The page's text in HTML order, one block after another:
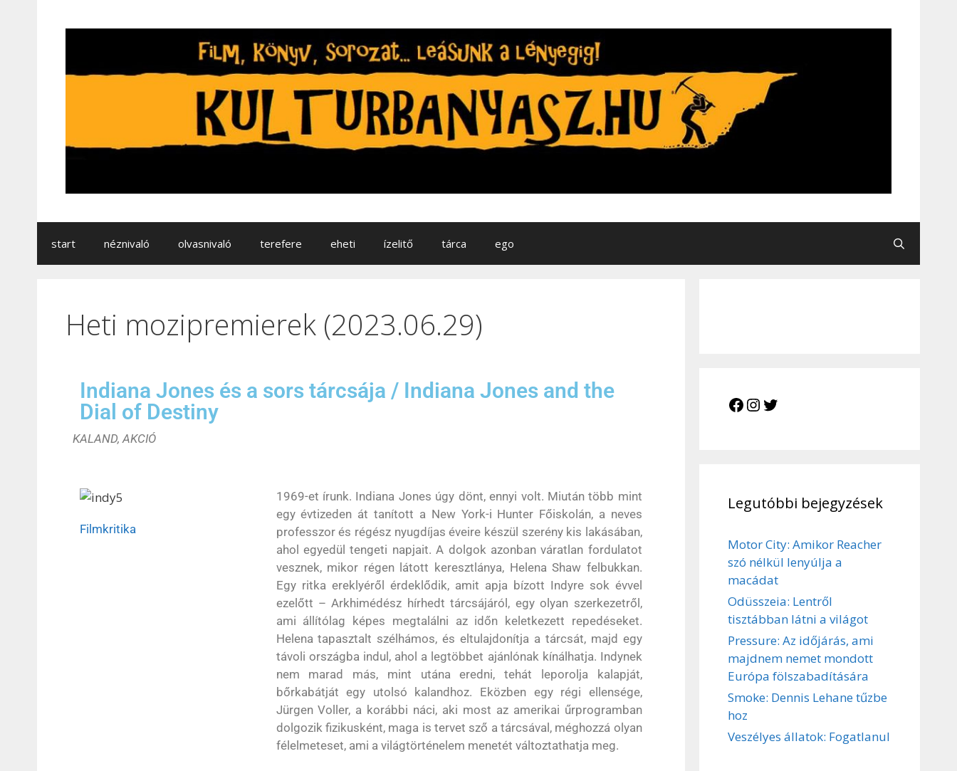
start néznivaló olvasnivaló terefere eheti ízelitő tárca ego
Heti mozipremierek (2023.06.29)
Indiana Jones és a sors tárcsája / Indiana Jones and the
Dial of Destiny
KALAND, AKCIÓ
Filmkritika
1969-et írunk. Indiana Jones úgy dönt, ennyi volt. Miután több mint
egy évtizeden át tanított a New York-i Hunter Főiskolán, a neves
professzor és régész nyugdíjas éveire készül szerény kis lakásában,
ahol egyedül tengeti napjait. A dolgok azonban váratlan fordulatot
vesznek, mikor régen látott keresztlánya, Helena Shaw felbukkan.
Egy ritka ereklyéről érdeklődik, amit apja bízott Indyre sok évvel
ezelőtt – Arkhimédész hírhedt tárcsájáról, egy olyan szerkezetről,
ami állítólag képes megtalálni az időn keletkezett repedéseket.
Helena tapasztalt szélhámos, és eltulajdonítja a tárcsát, majd egy
távoli országba indul, ahol a legtöbbet ajánlónak kínálhatja. Indynek
nem marad más, mint utána eredni, tehát leporolja kalapját,
bőrkabátját egy utolsó kalandhoz. Eközben egy régi ellensége,
Jürgen Voller, a korábbi náci, aki most az amerikai űrprogramban
dolgozik fizikusként, maga is tervet sző a tárcsával, méghozzá olyan
félelmeteset, ami a világtörténelem menetét változtathatja meg.
Legutóbbi bejegyzések
Motor City: Amikor Reacher
szó nélkül lenyúlja a
macádat
Odüsszeia: Lentről
tisztábban látni a világot
Pressure: Az időjárás, ami
majdnem nemet mondott
Európa fölszabadítására
Smoke: Dennis Lehane tűzbe
hoz
Veszélyes állatok: Fogatlanul